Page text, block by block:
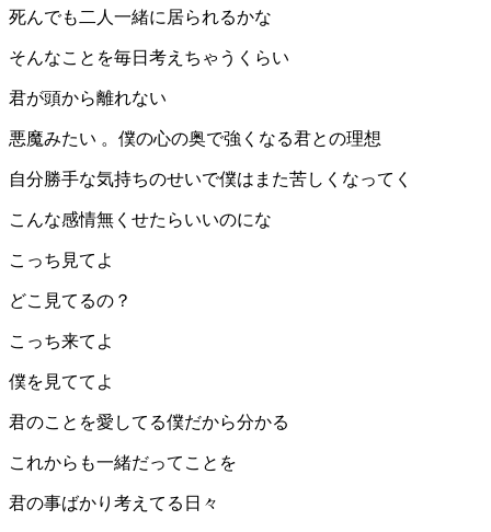
死んでも二人一緒に居られるかな
️そんなことを毎日考えちゃうくらい
君が頭から離れない
悪魔みたい 。僕の心の奥で強くなる君との理想
自分勝手な気持ちのせいで僕はまた苦しくなってく
こんな感情無くせたらいいのにな
こっち見てよ
どこ見てるの？
こっち来てよ
僕を見ててよ
君のことを愛してる僕だから分かる
これからも一緒だってことを
君の事ばかり考えてる日々